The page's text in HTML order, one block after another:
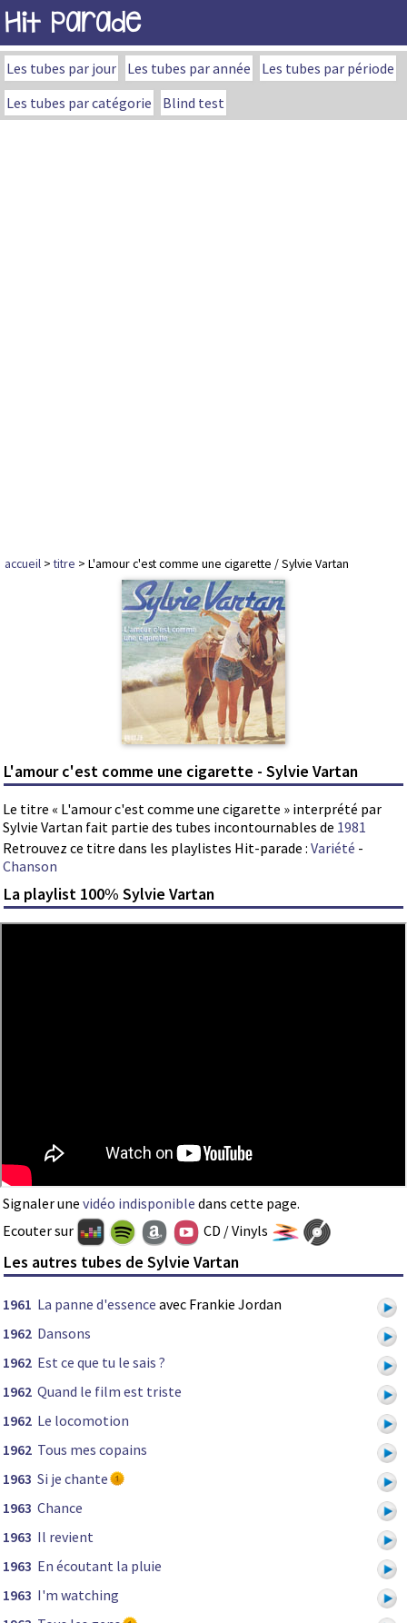
Hit Parade
Les tubes par jour Les tubes par année
Les tubes par période
Les tubes par catégorie
Blind test
accueil >titre > L'amour c'est comme une cigarette / Sylvie Vartan
L'amour c'est comme une cigarette - Sylvie Vartan
Le titre « L'amour c'est comme une cigarette » interprété par
Sylvie Vartan fait partie des tubes incontournables de 1981
Retrouvez ce titre dans les playlistes Hit-parade : Variété -
Chanson
La playlist 100% Sylvie Vartan
Signaler une vidéo indisponible dans cette page.
Ecouter sur
CD / Vinyls
Les autres tubes de Sylvie Vartan
1961 La panne d'essence avec Frankie Jordan
1962 Dansons
1962 Est ce que tu le sais ?
1962 Quand le film est triste
1962 Le locomotion
1962 Tous mes copains
1963 Si je chante
1963 Chance
1963 Il revient
1963 En écoutant la pluie
1963 I'm watching